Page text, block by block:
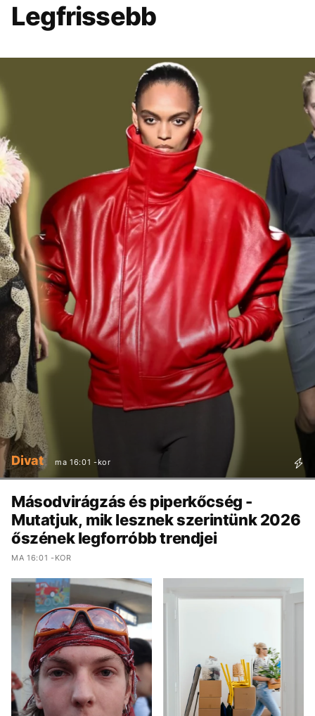
Legfrissebb
Divat ma 16:01 -kor
Másodvirágzás és piperkőcség -
Mutatjuk, mik lesznek szerintünk 2026
őszének legforróbb trendjei
MA 16:01 -KOR